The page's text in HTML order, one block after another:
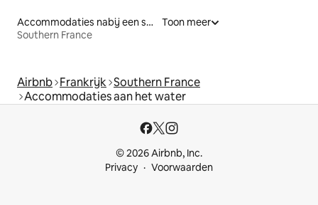
Accommodaties nabij een strand
Southern France
Toon meer
Airbnb Frankrijk Southern France
Accommodaties aan het water
© 2026 Airbnb, Inc.
Privacy
Voorwaarden